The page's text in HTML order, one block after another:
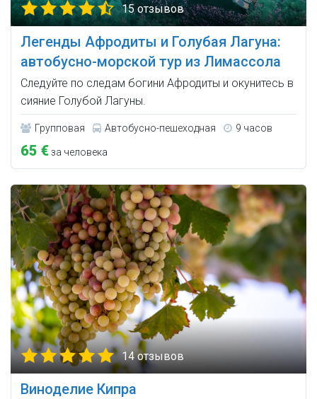
15 отзывов
Легенды Афродиты и Голубая Лагуна:
автобусно-морской тур из Лимассола
Следуйте по следам богини Афродиты и окунитесь в
сияние Голубой Лагуны.
Групповая Автобусно-пешеходная 9 часов
65 €за человека
14 отзывов
Виноделие Кипра